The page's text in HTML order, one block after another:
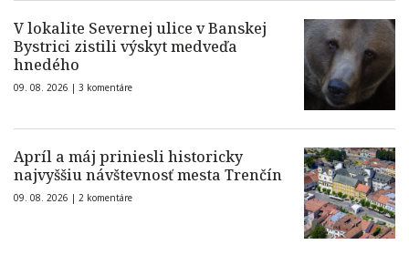
V lokalite Severnej ulice v Banskej
Bystrici zistili výskyt medveďa
hnedého
09. 08. 2026 | 3 komentáre
Apríl a máj priniesli historicky
najvyššiu návštevnosť mesta Trenčín
09. 08. 2026 | 2 komentáre